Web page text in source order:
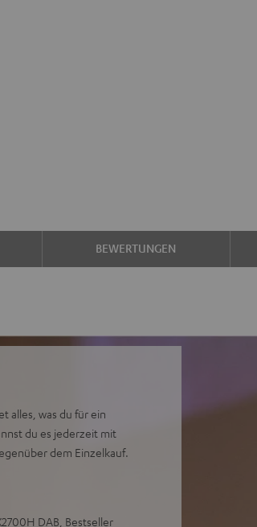
BEWERTUNGEN
alles, was du für ein
du es jederzeit mit
dem Einzelkauf.
DAB, Bestseller